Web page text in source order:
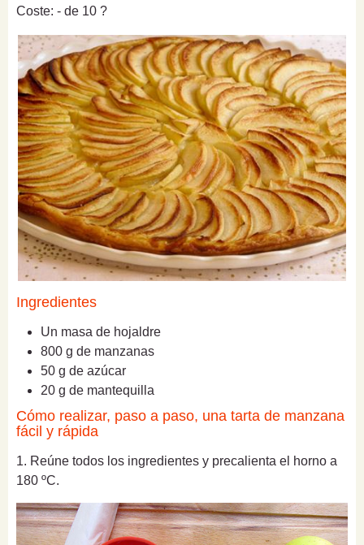
Coste: - de 10 ?
Ingredientes
Un masa de hojaldre
800 g de manzanas
50 g de azúcar
20 g de mantequilla
Cómo realizar, paso a paso, una tarta de manzana
fácil y rápida
1. Reúne todos los ingredientes y precalienta el horno a
180 ºC.